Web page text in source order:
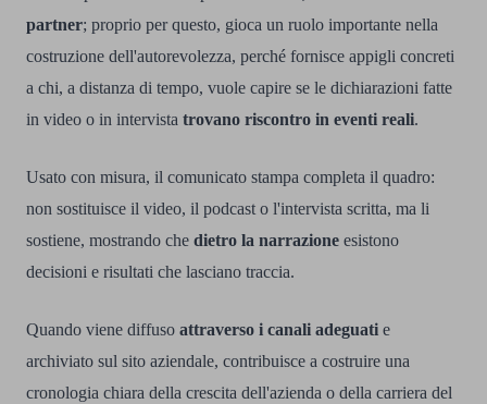
partner; proprio per questo, gioca un ruolo importante nella
costruzione dell'autorevolezza, perché fornisce appigli concreti
a chi, a distanza di tempo, vuole capire se le dichiarazioni fatte
in video o in intervista trovano riscontro in eventi reali.
Usato con misura, il comunicato stampa completa il quadro:
non sostituisce il video, il podcast o l'intervista scritta, ma li
sostiene, mostrando che dietro la narrazione esistono
decisioni e risultati che lasciano traccia.
Quando viene diffuso attraverso i canali adeguati e
archiviato sul sito aziendale, contribuisce a costruire una
cronologia chiara della crescita dell'azienda o della carriera del